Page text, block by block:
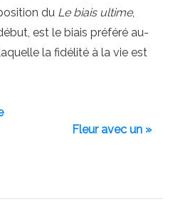
du Le biais ultime,
est le biais préféré au-
la fidélité à la vie est
Fleur avec un »